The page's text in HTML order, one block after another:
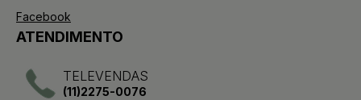
Facebook
ATENDIMENTO
TELEVENDAS
(11)2275-0076